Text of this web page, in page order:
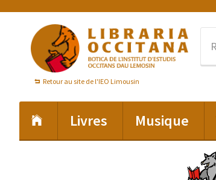
navigation
principale
contenu
principal
Retour au site de l'IEO Limousin
Livres Musique